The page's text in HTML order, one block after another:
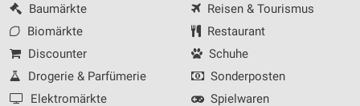
Baumärkte
Biomärkte
Discounter
Drogerie & Parfümerie
Elektromärkte
Reisen & Tourismus
Restaurant
Schuhe
Sonderposten
Spielwaren